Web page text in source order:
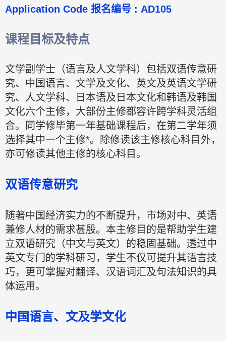
Application Code 报名编号 : AD105
课程目标及特点
文学副学士（语言及人文学科）包括双语传意研
究、中国语言、文学及文化、英文及英语文学研
究、人文学科、日本语及日本文化和韩语及韩国
文化六个主修，大部份主修都容许跨学科灵活组
合。同学修毕第一年基础课程后，在第二学年须
选择其中一个主修*。除修读该主修核心科目外，
亦可修读其他主修的核心科目。
双语传意研究
随著中国经济实力的不断提升，市场对中、英语
兼修人材的需求甚殷。本主修目的是帮助学生建
立双语研究（中文与英文）的稳固基础。透过中
英文专门的学科研习，学生不仅可提升其语言技
巧，更可掌握对翻译、汉语词汇及句法知识的具
体运用。
中国语言、文及学文化